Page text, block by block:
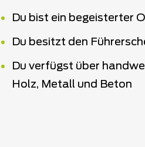
Du bist ein begeisterter
Du besitzt den
Du verfügst über
Holz, Metall und Beton